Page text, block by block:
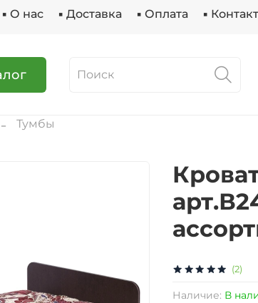
▪ О нас ▪ Доставка ▪ Оплата ▪
Тумбы
(2)
Наличие: В